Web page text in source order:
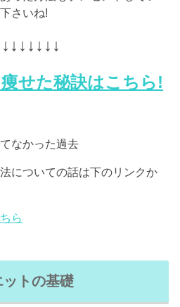
さいね!
せた秘訣はこちら!
なかった過去
についての話は下のリンクか
ら
ットの基礎